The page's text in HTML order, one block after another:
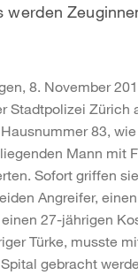
werden
8. November
Stadtpolizei Zürich
83,
Mann mit
Sofort griffen
Angreifer,
27-jährigen
Türke, musste
gebracht